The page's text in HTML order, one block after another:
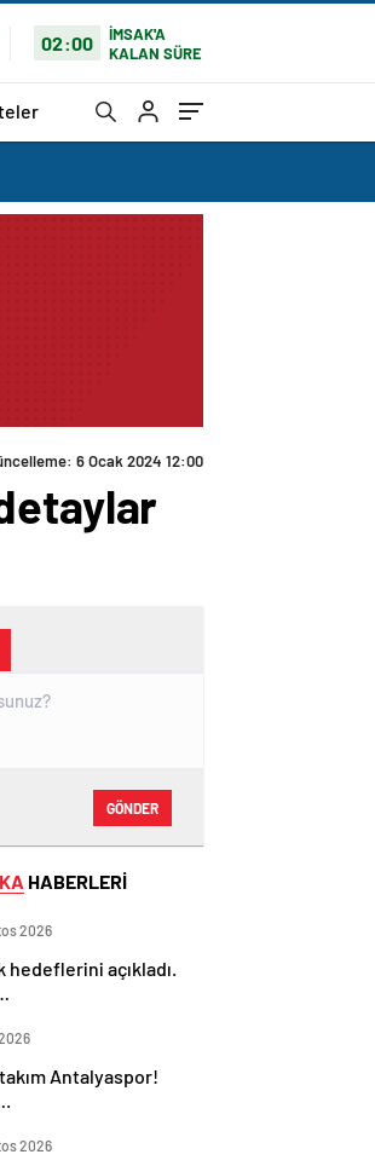
02:00
İMSAK'A
KALAN SÜRE
6 Ocak 2024 12:00
GÖNDER
HABERLERİ
2026
hedeflerini açıkladı.
Antalyaspor!
2026